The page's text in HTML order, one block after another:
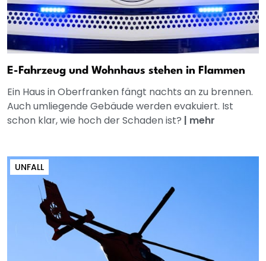
E-Fahrzeug und Wohnhaus stehen in Flammen
Ein Haus in Oberfranken fängt nachts an zu brennen.
Auch umliegende Gebäude werden evakuiert. Ist
schon klar, wie hoch der Schaden ist? | mehr
UNFALL